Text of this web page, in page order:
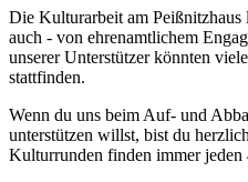
Die Kulturarbeit am
auch - von ehrenamtlichem
unserer Unterstützer könnten
stattfinden.
Wenn du uns beim Auf- und
unterstützen willst, bist du
Kulturrunden finden immer jeden